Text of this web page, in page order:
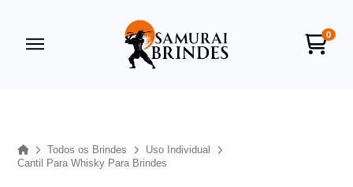
0
HomeTodos os Brindes
Uso Individual
Cantil Para Whisky Para Brindes